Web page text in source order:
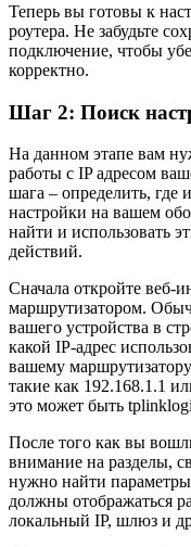
Теперь вы готовы к
роутера. Не забудьте
подключение, чтобы
корректно.
Шаг 2: Поиск
На данном этапе вам
работы с IP адресом
шага – определить, где
настройки на вашем
найти и использовать
действий.
Сначала откройте веб-
маршрутизатором.
вашего устройства в
какой IP-адрес
вашему
такие как 192.168.1.1
это может быть
После того как вы
внимание на разделы,
нужно найти
должны отображаться
локальный IP, шлюз и